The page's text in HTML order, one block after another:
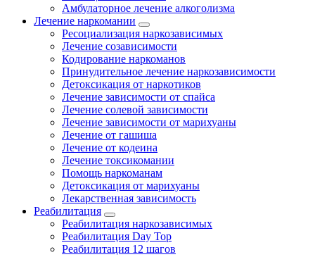
Амбулаторное лечение алкоголизма
Лечение наркомании
Ресоциализация наркозависимых
Лечение созависимости
Кодирование наркоманов
Принудительное лечение наркозависимости
Детоксикация от наркотиков
Лечение зависимости от спайса
Лечение солевой зависимости
Лечение зависимости от марихуаны
Лечение от гашиша
Лечение от кодеина
Лечение токсикомании
Помощь наркоманам
Детоксикация от марихуаны
Лекарственная зависимость
Реабилитация
Реабилитация наркозависимых
Реабилитация Day Top
Реабилитация 12 шагов